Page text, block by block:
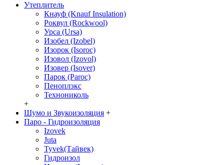
Утеплитель
Кнауф (Knauf Insulation)
Роквул (Rockwool)
Урса (Ursa)
Изобел (Izobel)
Изорок (Isoroc)
Изовол (Izovol)
Изовер (Isover)
Парок (Paroс)
Пеноплэкс
Технониколь
+
Шумо и Звукоизоляция +
Паро - Гидроизоляция
Izovek
Juta
Tyvek(Тайвек)
Гидроизол